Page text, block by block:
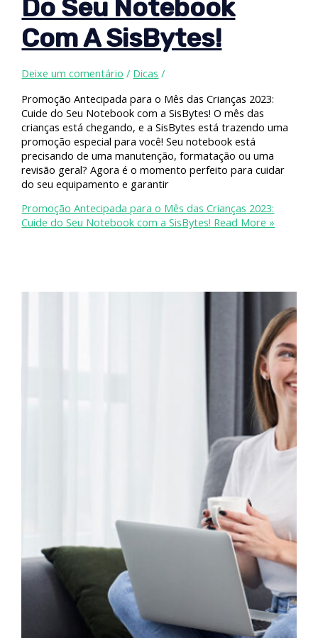
Do Seu Notebook
Com A SisBytes!
Deixe um comentário / Dicas /
Promoção Antecipada para o Mês das Crianças 2023:
Cuide do Seu Notebook com a SisBytes! O mês das
crianças está chegando, e a SisBytes está trazendo uma
promoção especial para você! Seu notebook está
precisando de uma manutenção, formatação ou uma
revisão geral? Agora é o momento perfeito para cuidar
do seu equipamento e garantir
Promoção Antecipada para o Mês das Crianças 2023:
Cuide do Seu Notebook com a SisBytes! Read More »